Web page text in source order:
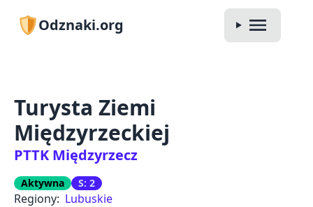
Odznaki.org
Turysta Ziemi
Międzyrzeckiej
PTTK Międzyrzecz
Aktywna S: 2
Regiony: Lubuskie